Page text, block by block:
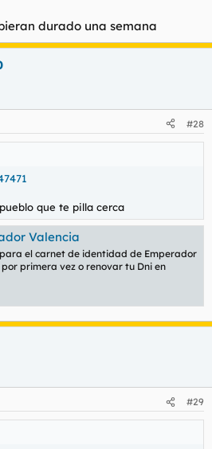
el huevo (me refiero a los
durado una semana
#28
que te pilla cerca
Valencia
el carnet de identidad de Emperador
primera vez o renovar tu Dni en
#29